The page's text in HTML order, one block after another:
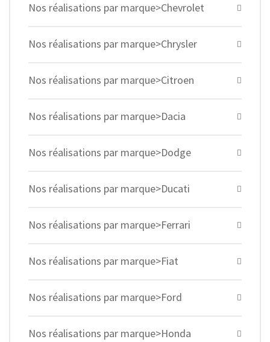
Nos réalisations par marque>Chevrolet
Nos réalisations par marque>Chrysler
Nos réalisations par marque>Citroen
Nos réalisations par marque>Dacia
Nos réalisations par marque>Dodge
Nos réalisations par marque>Ducati
Nos réalisations par marque>Ferrari
Nos réalisations par marque>Fiat
Nos réalisations par marque>Ford
Nos réalisations par marque>Honda